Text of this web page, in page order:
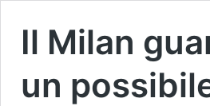
Il Milan
un